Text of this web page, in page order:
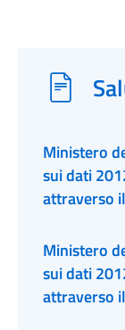
Ministero
sui dati
attraverso
Ministero
sui dati
attraverso